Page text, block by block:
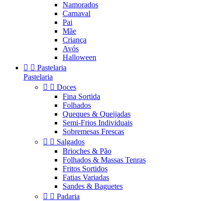
Namorados
Carnaval
Pai
Mãe
Criança
Avós
Halloween
  Pastelaria
Pastelaria
  Doces
Fina Sortida
Folhados
Queques & Queijadas
Semi-Frios Individuais
Sobremesas Frescas
  Salgados
Brioches & Pão
Folhados & Massas Tenras
Fritos Sortidos
Fatias Variadas
Sandes & Baguetes
  Padaria